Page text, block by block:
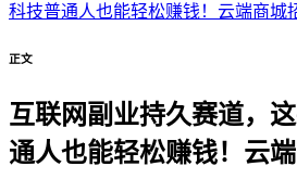
科技普通人也能轻松赚钱！云端商城
正文
互联网副业持久赛道，
通人也能轻松赚钱！云